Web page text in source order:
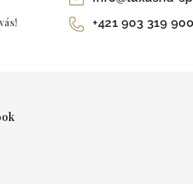
+421 903 319 900